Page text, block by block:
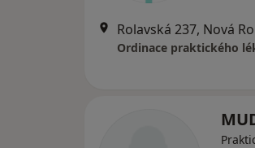
Rolavská 237, Nová
Ordinace praktického